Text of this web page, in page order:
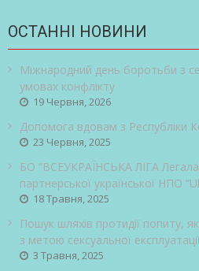
ОСТАННІ НОВИНИ
Міжнародний день боротьби з
умовах конфлікту
19 Червня, 2026
Допомога вдовам з Республіки
23 Червня, 2025
БО “ВСЕУКРАЇНСЬКА ЛІГА
партнерської української НПО
18 Травня, 2025
Пошук шляхів протидії попиту,
з метою сексуальної
3 Травня, 2025